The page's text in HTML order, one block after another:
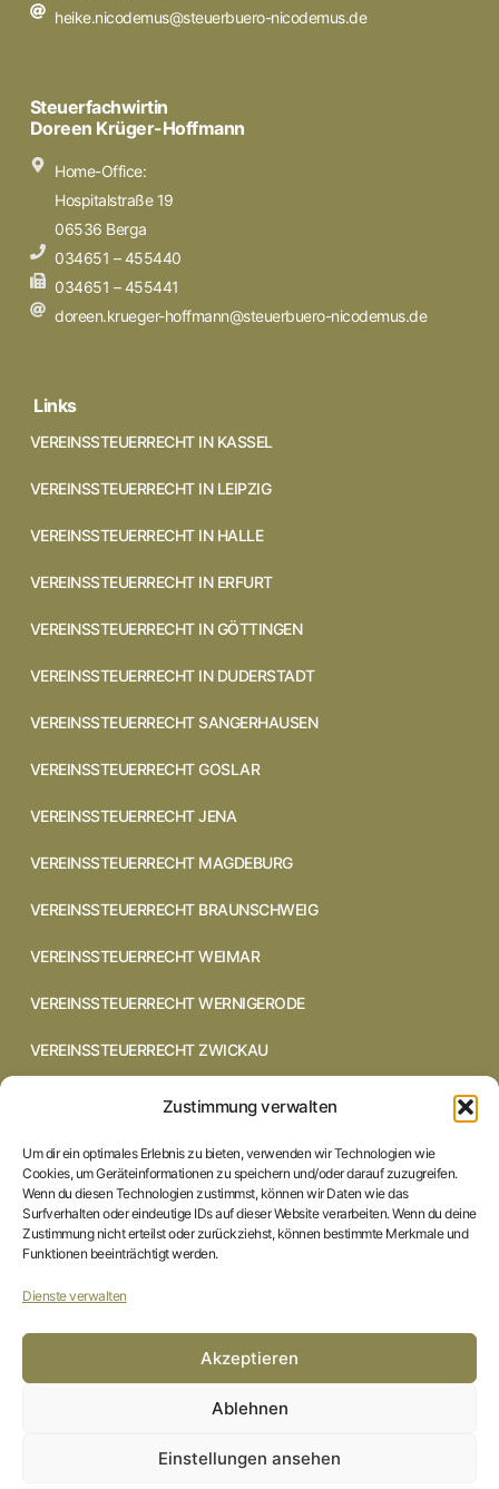
Zustimmung verwalten
Um dir ein optimales Erlebnis zu bieten, verwenden wir Technologien wie
Cookies, um Geräteinformationen zu speichern und/oder darauf zuzugreifen.
Wenn du diesen Technologien zustimmst, können wir Daten wie das
Surfverhalten oder eindeutige IDs auf dieser Website verarbeiten. Wenn du deine
Zustimmung nicht erteilst oder zurückziehst, können bestimmte Merkmale und
Funktionen beeinträchtigt werden.
Dienste verwalten
Akzeptieren
Ablehnen
Einstellungen ansehen
heike.nicodemus@steuerbuero-nicodemus.de
Steuerfachwirtin
Doreen Krüger-Hoffmann
Home-Office:
Hospitalstraße 19
06536 Berga
034651 – 455440
034651 – 455441
doreen.krueger-hoffmann@steuerbuero-nicodemus.de
Links
VEREINSSTEUERRECHT IN KASSEL
VEREINSSTEUERRECHT IN LEIPZIG
VEREINSSTEUERRECHT IN HALLE
VEREINSSTEUERRECHT IN ERFURT
VEREINSSTEUERRECHT IN GÖTTINGEN
VEREINSSTEUERRECHT IN DUDERSTADT
VEREINSSTEUERRECHT SANGERHAUSEN
VEREINSSTEUERRECHT GOSLAR
VEREINSSTEUERRECHT JENA
VEREINSSTEUERRECHT MAGDEBURG
VEREINSSTEUERRECHT BRAUNSCHWEIG
VEREINSSTEUERRECHT WEIMAR
VEREINSSTEUERRECHT WERNIGERODE
VEREINSSTEUERRECHT ZWICKAU
VEREINSSTEUERRECHT CHEMNITZ
VEREINSSTEUERRECHT COTTBUS
VEREINSSTEUERRECHT IN BRAUNSCHWEIG
STARTSEITE
COOKIE-RICHTLINIE (EU)